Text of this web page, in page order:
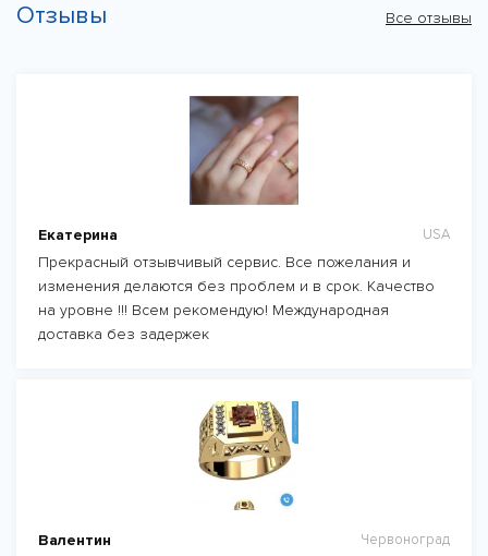
Отзывы Все отзывы
Екатерина USA
Прекрасный отзывчивый сервис. Все пожелания и
изменения делаются без проблем и в срок. Качество
на уровне !!! Всем рекомендую! Международная
доставка без задержек
Валентин Червоноград